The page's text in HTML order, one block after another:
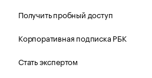
Получить пробный доступ
Корпоративная подписка РБК
Стать экспертом